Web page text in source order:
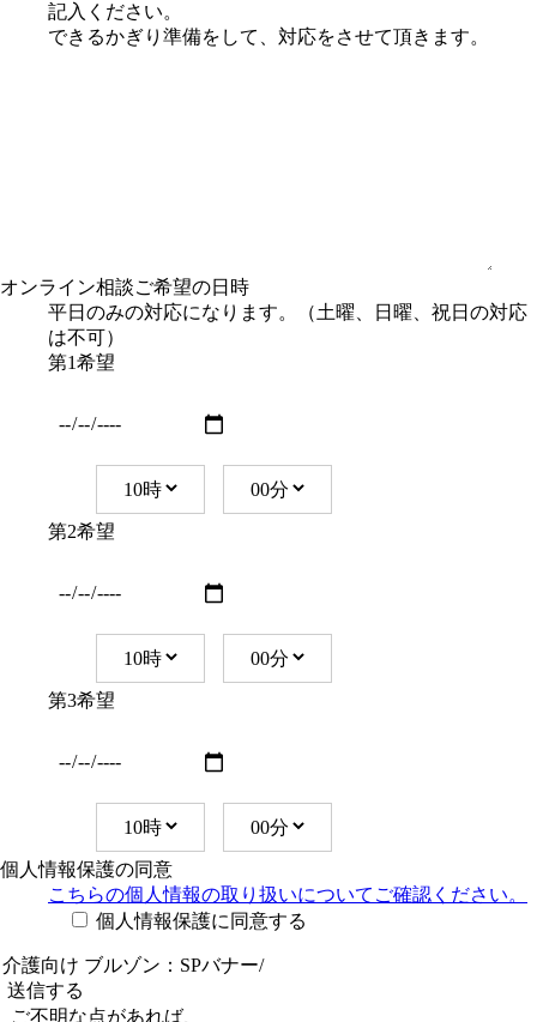
記入ください。
できるかぎり準備をして、対応をさせて頂きます。
オンライン相談ご希望の日時
平日のみの対応になります。（土曜、日曜、祝日の対応
は不可）
第1希望
第2希望
第3希望
個人情報保護の同意
こちらの個人情報の取り扱いについてご確認ください。
個人情報保護に同意する
ご不明な点があれば、